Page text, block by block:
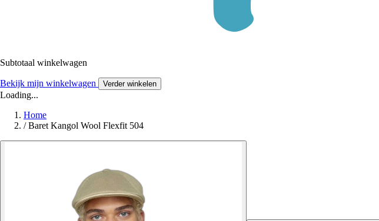
Subtotaal winkelwagen
Bekijk mijn winkelwagen Verder winkelen
Loading...
Home
/ Baret Kangol Wool Flexfit 504